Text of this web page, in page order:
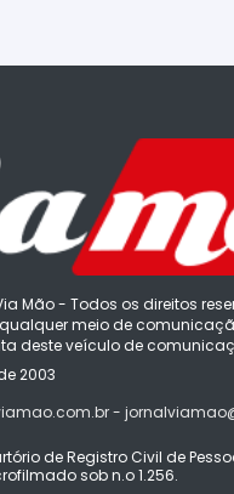
Mão - Todos os direitos
meio de
deste veículo de
2003
-
de Registro Civil de
sob n.o 1.256.